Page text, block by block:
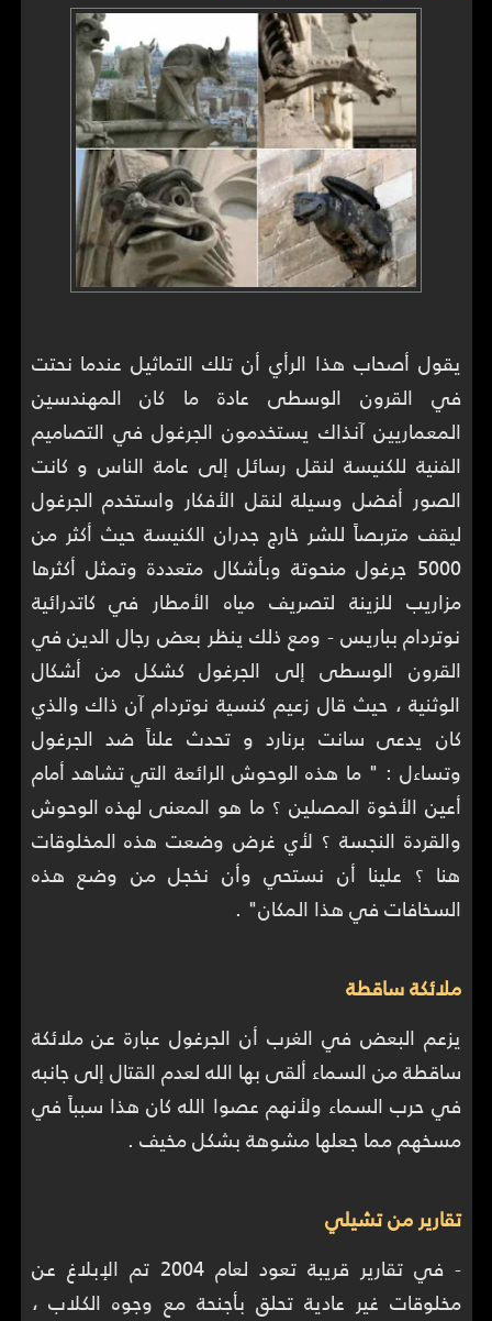
يقول أصحاب هذا الرأي أن تلك التماثيل عندما نحتت
في القرون الوسطى عادة ما كان المهندسين
المعماريين آنذاك يستخدمون الجرغول في التصاميم
الفنية للكنيسة لنقل رسائل إلى عامة الناس و كانت
الصور أفضل وسيلة لنقل الأفكار واستخدم الجرغول
ليقف متربصاً للشر خارج جدران الكنيسة حيث أكثر من
5000 جرغول منحوتة وبأشكال متعددة وتمثل أكثرها
مزاريب للزينة لتصريف مياه الأمطار في كاتدرائية
نوتردام بباريس - ومع ذلك ينظر بعض رجال الدين في
القرون الوسطى إلى الجرغول كشكل من أشكال
الوثنية ، حيث قال زعيم كنسية نوتردام آن ذاك والذي
كان يدعى سانت برنارد و تحدث علناً ضد الجرغول
وتساءل : " ما هذه الوحوش الرائعة التي تشاهد أمام
أعين الأخوة المصلين ؟ ما هو المعنى لهذه الوحوش
والقردة النجسة ؟ لأي غرض وضعت هذه المخلوقات
هنا ؟ علينا أن نستحي وأن نخجل من وضع هذه
السخافات في هذا المكان" .
ملائكة ساقطة
يزعم البعض في الغرب أن الجرغول عبارة عن ملائكة
ساقطة من السماء ألقى بها الله لعدم القتال إلى جانبه
في حرب السماء ولأنهم عصوا الله كان هذا سبباً في
مسخهم مما جعلها مشوهة بشكل مخيف .
تقارير من تشيلي
- في تقارير قريبة تعود لعام 2004 تم الإبلاغ عن
مخلوقات غير عادية تحلق بأجنحة مع وجوه الكلاب ،